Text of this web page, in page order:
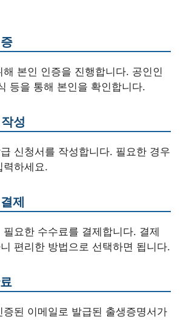
해 본인 인증을 진행합니다. 공인인
등을 통해 본인을 확인합니다.
성
신청서를 작성합니다. 필요한 경우
력하세요.
제
요한 수수료를 결제합니다. 결제
편리한 방법으로 선택하면 됩니다.
증된 이메일로 발급된 출생증명서가